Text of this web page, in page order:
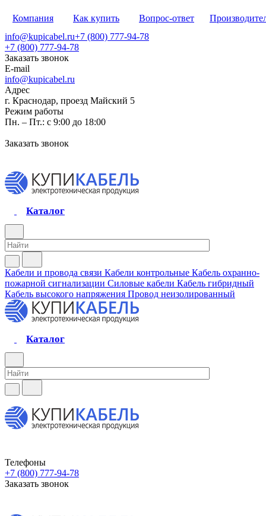
Компания Как купить Вопрос-ответ
info@kupicabel.ru+7 (800) 777-94-78
+7 (800) 777-94-78
Заказать звонок
E-mail
info@kupicabel.ru
Адрес
г. Краснодар, проезд Майский 5
Режим работы
Пн. – Пт.: с 9:00 до 18:00
Заказать звонок
Каталог
Кабели и провода связи Кабели контрольные Кабель охранно-
пожарной сигнализации Силовые кабели Кабель гибридный
Кабель высокого напряжения Провод неизолированный
Каталог
Телефоны
+7 (800) 777-94-78
Заказать звонок